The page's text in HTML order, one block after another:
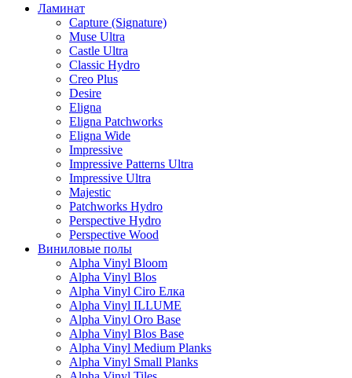
Ламинат
Capture (Signature)
Muse Ultra
Castle Ultra
Classic Hydro
Creo Plus
Desire
Eligna
Eligna Patchworks
Eligna Wide
Impressive
Impressive Patterns Ultra
Impressive Ultra
Majestic
Patchworks Hydro
Perspective Hydro
Perspective Wood
Виниловые полы
Alpha Vinyl Bloom
Alpha Vinyl Blos
Alpha Vinyl Ciro Елка
Alpha Vinyl ILLUME
Alpha Vinyl Oro Base
Alpha Vinyl Blos Base
Alpha Vinyl Medium Planks
Alpha Vinyl Small Planks